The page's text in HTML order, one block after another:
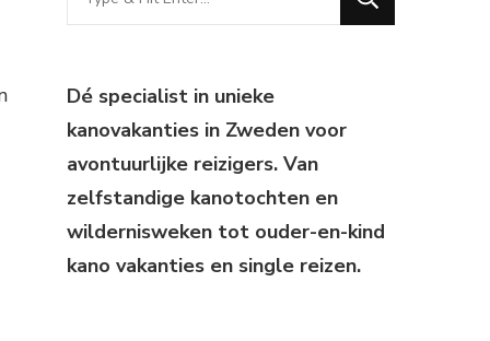
for
Dé specialist in unieke
kanovakanties in Zweden voor
avontuurlijke reizigers. Van
zelfstandige kanotochten en
wildernisweken tot ouder-en-kind
kano vakanties en single reizen.